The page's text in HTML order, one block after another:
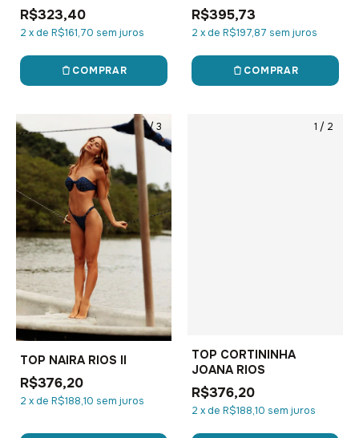
R$323,40
2 xde R$161,70 sem juros
COMPRAR
R$395,73
2 xde R$197,87 sem juros
COMPRAR
1/3
TOP NAIRA RIOS II
R$376,20
2 xde R$188,10 sem juros
1 / 2
TOP CORTININHA
JOANA RIOS
R$376,20
2 xde R$188,10 sem juros